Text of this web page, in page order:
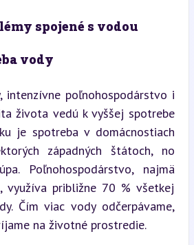
spojené s vodou
vody
intenzívne poľnohospodárstvo i
života vedú k vyššej spotrebe
je spotreba v domácnostiach
západných štátoch, no
Poľnohospodárstvo, najmä
využíva približne 70 % všetkej
Čím viac vody odčerpávame,
na životné prostredie.